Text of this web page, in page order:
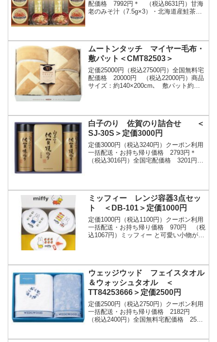
配価格 7992円＊ （税込8631円）甘海
老のみそ汁（7.5g×3）・北海道産鮭茶漬
ムートンタッチ マイヤー毛布・
敷パット＜CMT82503＞
定価25000円（税込27500円）全国無料宅
配価格 20000円 （税込22000円）商品
サイズ：約140×200cm､ 敷パット約
白子のり 佐賀のり詰合せ ＜
SJ-30S＞定価3000円
定価3000円（税込3240円）クーポン利用
一括配送・お持ち帰り価格 2793円＊
（税込3016円）全国宅配価格 3201円
ミッフィー レンジ容器3点セッ
ト ＜DB-101＞定価1000円
定価1000円（税込1100円）クーポン利用
一括配送・お持ち帰り価格 970円 （税
込1067円）ミッフィー と可愛い小物が散
ウェッジウッド フェイスタオル
＆ウォッシュタオル ＜
TT84253666＞定価2500円
定価2500円（税込2750円）クーポン利用
一括配送・お持ち帰り価格 2182円
（税込2400円）全国無料宅配価格 2500